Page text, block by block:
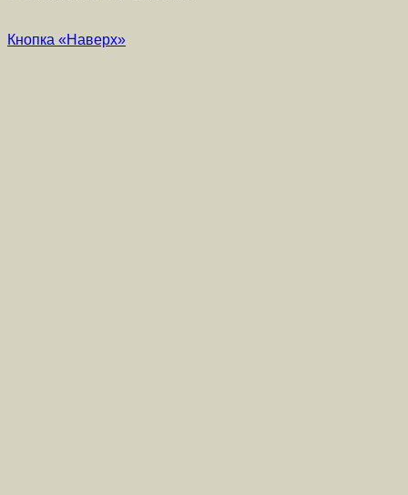
Кнопка «Наверх»